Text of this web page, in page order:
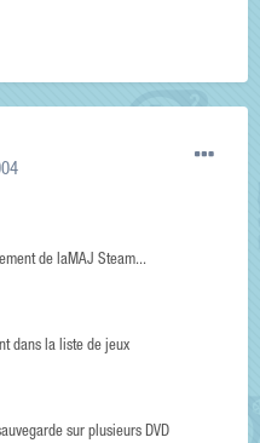
de laMAJ Steam...
dans la liste de jeux
sur plusieurs DVD